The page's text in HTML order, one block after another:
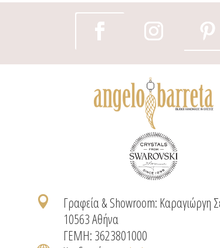

Γραφεία & Showroom: Καραγιώργη
10563 Αθήνα
ΓΕΜΗ: 3623801000